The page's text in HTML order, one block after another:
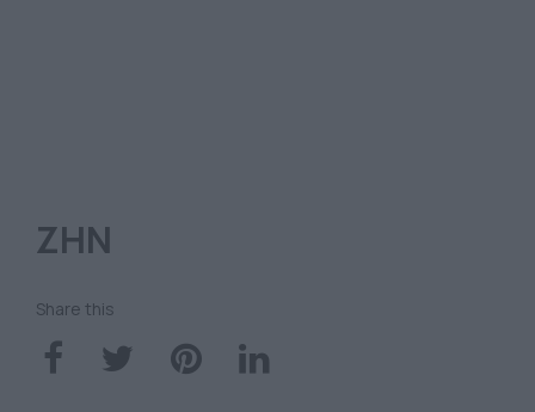
ΖΗΝ
Share this